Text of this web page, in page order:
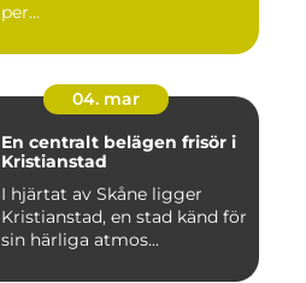
per...
04. mar
En centralt belägen frisör i
Kristianstad
I hjärtat av Skåne ligger
Kristianstad, en stad känd för
sin härliga atmos...